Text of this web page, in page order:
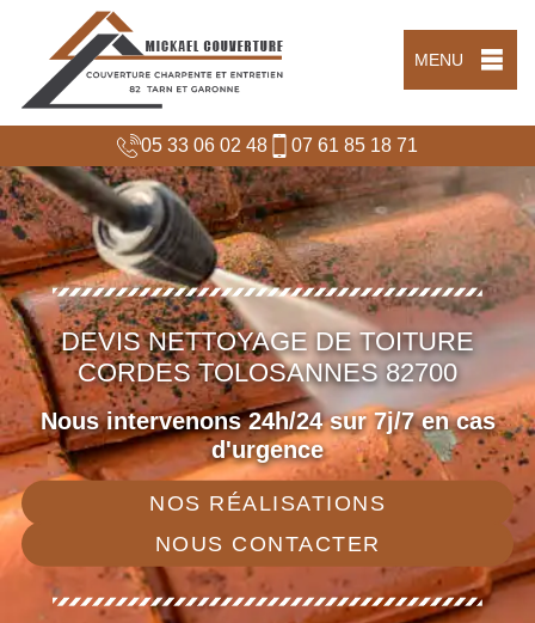
MENU
05 33 06 02 48 07 61 85 18 71
DEVIS NETTOYAGE DE TOITURE
CORDES TOLOSANNES 82700
Nous intervenons 24h/24 sur 7j/7 en cas
d'urgence
NOS RÉALISATIONS
NOUS CONTACTER